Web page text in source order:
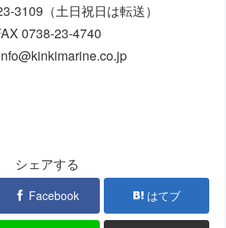
3109（土日祝日は転送）
0738-23-4740
シェアする
Facebook はてブ